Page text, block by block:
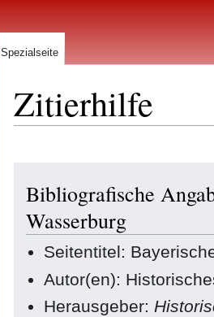
Zitierhilfe
Navigation
Suche
Bibliografische
Wasserburg
Seitentitel:
Autor(en):
Herausgeber:
Spezialseite